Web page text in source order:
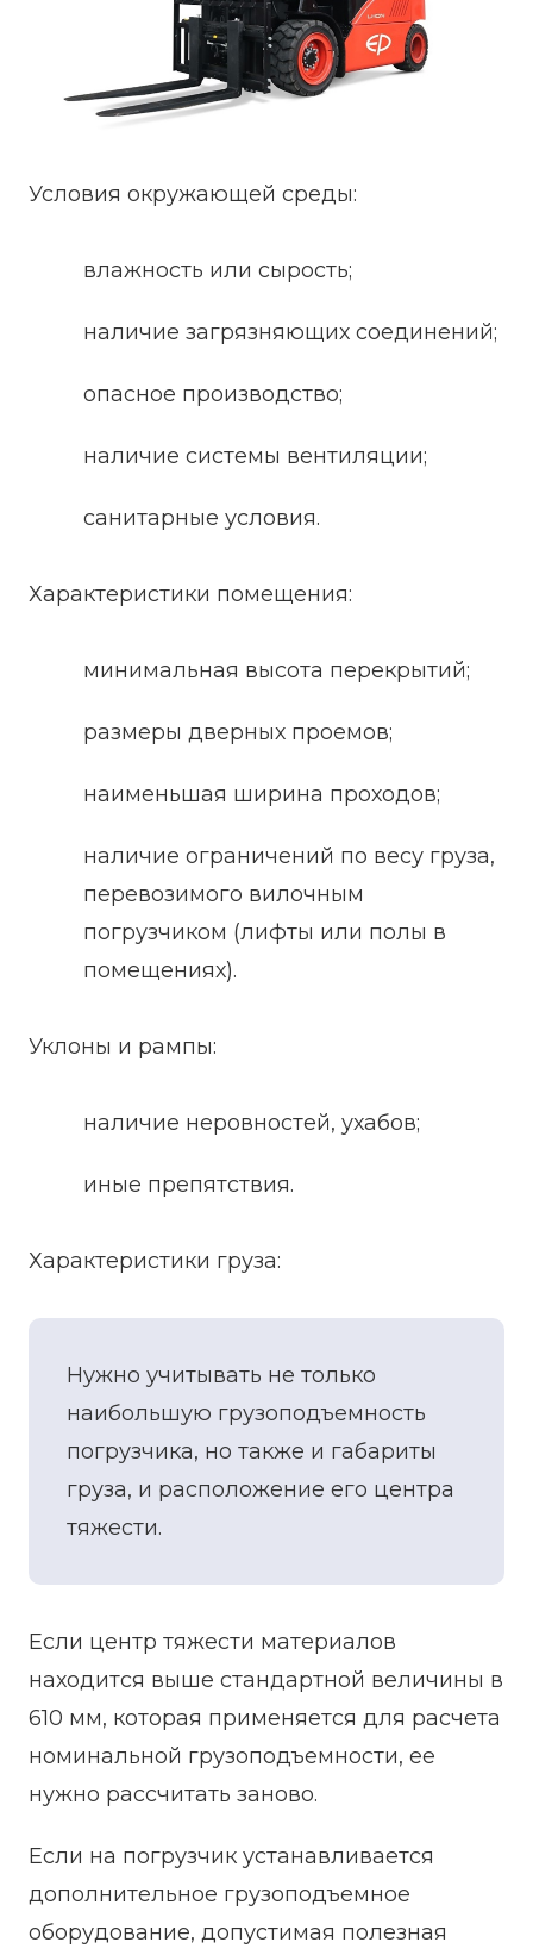
Условия окружающей среды:
влажность или сырость;
наличие загрязняющих соединений;
опасное производство;
наличие системы вентиляции;
санитарные условия.
Характеристики помещения:
минимальная высота перекрытий;
размеры дверных проемов;
наименьшая ширина проходов;
наличие ограничений по весу груза,
перевозимого вилочным
погрузчиком (лифты или полы в
помещениях).
Уклоны и рампы:
наличие неровностей, ухабов;
иные препятствия.
Характеристики груза:
Нужно учитывать не только
наибольшую грузоподъемность
погрузчика, но также и габариты
груза, и расположение его центра
тяжести.
Если центр тяжести материалов
находится выше стандартной величины в
610 мм, которая применяется для расчета
номинальной грузоподъемности, ее
нужно рассчитать заново.
Если на погрузчик устанавливается
дополнительное грузоподъемное
оборудование, допустимая полезная